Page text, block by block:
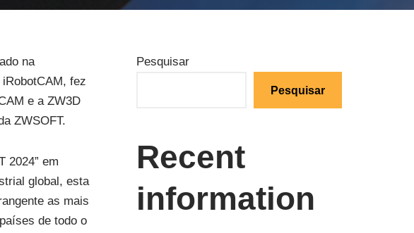
na
fez
e a ZW3D
ZWSOFT.
2024” em
global, esta
as mais
de todo o
Pesquisar
Pesquisar
Recent
information